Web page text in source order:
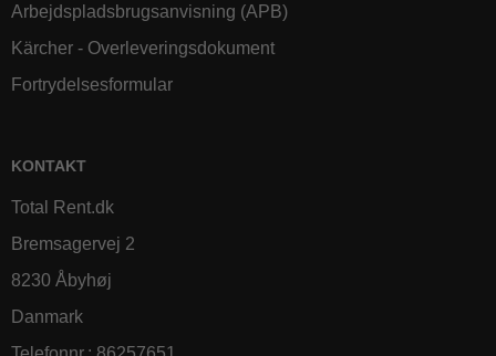
Arbejdspladsbrugsanvisning (APB)
Kärcher - Overleveringsdokument
Fortrydelsesformular
KONTAKT
Total Rent.dk
Bremsagervej 2
8230 Åbyhøj
Danmark